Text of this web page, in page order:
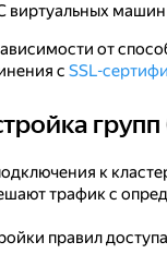
виртуальных
от
с SSL-
групп
к
трафик с
правил